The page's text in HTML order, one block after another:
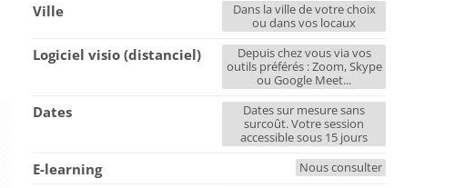
Ville
Dans la ville de votre choix
ou dans vos locaux
Logiciel visio (distanciel)
Depuis chez vous via vos
outils préférés : Zoom, Skype
ou Google Meet...
Dates
Dates sur mesure sans
surcoût. Votre session
accessible sous 15 jours
E-learning Nous consulter